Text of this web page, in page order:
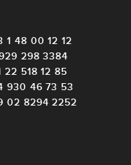
1 48 00 12 12
298 3384
22 518 12 85
930 46 73 53
02 8294 2252